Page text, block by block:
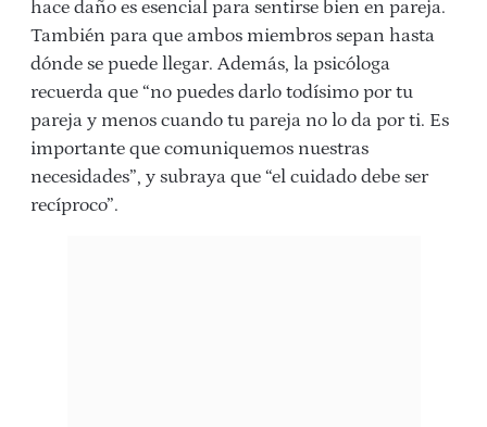
hace daño es esencial para sentirse bien en pareja.
También para que ambos miembros sepan hasta
dónde se puede llegar. Además, la psicóloga
recuerda que “no puedes darlo todísimo por tu
pareja y menos cuando tu pareja no lo da por ti. Es
importante que comuniquemos nuestras
necesidades”, y subraya que “el cuidado debe ser
recíproco”.